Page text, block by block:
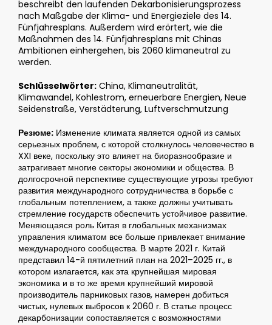
beschreibt den laufenden Dekarbonisierungsprozess
nach Maßgabe der Klima- und Energieziele des 14.
Fünfjahresplans. Außerdem wird erörtert, wie die
Maßnahmen des 14. Fünfjahresplans mit Chinas
Ambitionen einhergehen, bis 2060 klimaneutral zu
werden.
Schlüsselwörter: China, Klimaneutralität,
Klimawandel, Kohlestrom, erneuerbare Energien, Neue
Seidenstraße, Verstädterung, Luftverschmutzung
Резюме: Изменение климата является одной из самых
серьезных проблем, с которой столкнулось человечество в
XXI веке, поскольку это влияет на биоразнообразие и
затрагивает многие секторы экономики и общества. В
долгосрочной перспективе существующие угрозы требуют
развития международного сотрудничества в борьбе с
глобальным потеплением, а также должны учитывать
стремление государств обеспечить устойчивое развитие.
Меняющаяся роль Китая в глобальных механизмах
управления климатом все больше привлекает внимание
международного сообщества. В марте 2021 г. Китай
представил 14-й пятилетний план на 2021–2025 гг., в
котором излагается, как эта крупнейшая мировая
экономика и в то же время крупнейший мировой
производитель парниковых газов, намерен добиться
чистых, нулевых выбросов к 2060 г. В статье процесс
декарбонизации сопоставляется с возможностями